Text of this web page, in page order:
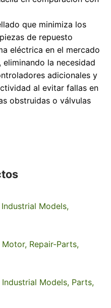
que minimiza los
de repuesto
eléctrica en el mercado
la necesidad
adicionales y
al evitar fallas en
obstruidas o válvulas
Models,
Repair-Parts,
Models, Parts,